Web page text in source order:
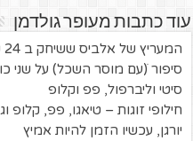
עוד כתבות מעופר גולדמן
המעריץ של אלביס ששיחק ב 24 קבוצות
סיפור ׁ(עם מוסר השכל) על שני
סיטי וליברפול, פפ וקלופ
חילופי זוגות – טיאגו, פפ, קלופ
יורגן, עכשיו הזמן להיות אמיץ